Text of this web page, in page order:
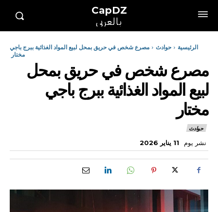
CapDZ
بالعربي
الرئيسية حوادث
مصرع شخص في حريق بمحل لبيع المواد الغذائية ببرج باجي
مختار
مصرع شخص في حريق بمحل
لبيع المواد الغذائية ببرج باجي
مختار
حوادث
نشر يوم 11 يناير 2026